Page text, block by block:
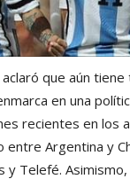
aclaró que aún
en una
recientes en los
entre Argentina y
y Telefé.